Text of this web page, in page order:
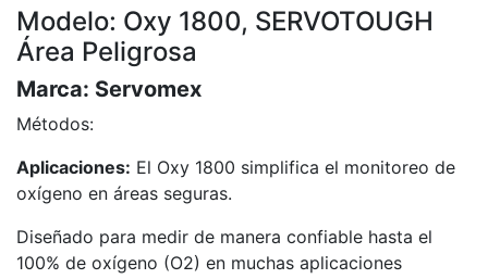
Modelo: Oxy 1800, SERVOTOUGH
Área Peligrosa
Marca: Servomex
Métodos:
Aplicaciones: El Oxy 1800 simplifica el monitoreo de
oxígeno en áreas seguras.
Diseñado para medir de manera confiable hasta el
100% de oxígeno (O2) en muchas aplicaciones